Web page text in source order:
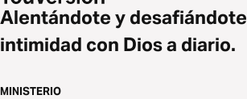
Alentándote y
intimidad con Dios a diario.
MINISTERIO